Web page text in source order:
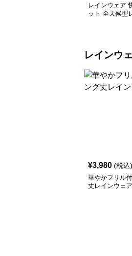
レインウェア
ット 全天候型
レインウ
¥3,980 (税込)
華やかフリル
丈レインウェア